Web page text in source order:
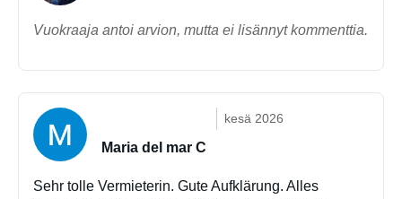
Vuokraaja antoi arvion, mutta ei lisännyt kommenttia.
kesä 2026
Maria del mar C
Sehr tolle Vermieterin. Gute Aufklärung. Alles